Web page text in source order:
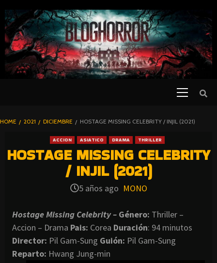
TO
CONTENT
BLOGHORROR
HOME 2021 DICIEMBRE HOSTAGE MISSING CELEBRITY / INJIL (2021)
ACCION ASIATICO DRAMA THRILLER
HOSTAGE MISSING CELEBRITY
/ INJIL (2021)
5 años ago MONO
Hostage Missing Celebrity – Género: Thriller –
Accion – Drama Pais: Corea Duración: 94 minutos
Director: Pil Gam-Sung Guión: Pil Gam-Sung
Reparto: Hwang Jung-min